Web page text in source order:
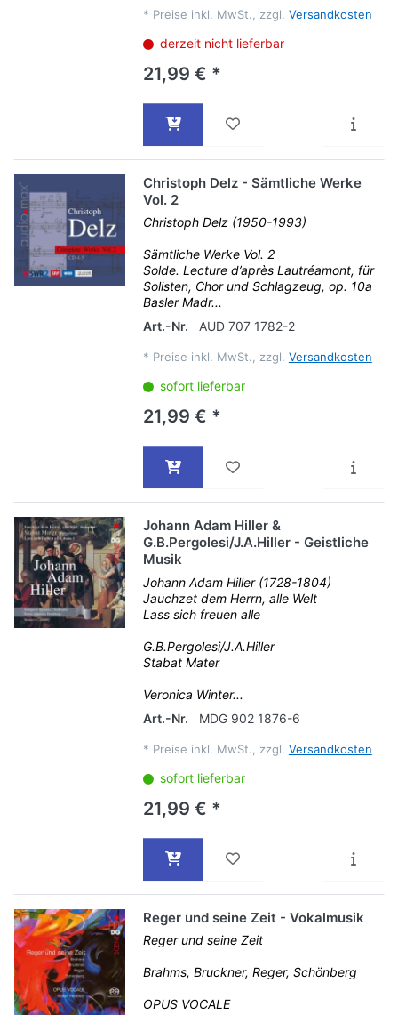
* Preise inkl. MwSt., zzgl. Versandkosten
derzeit nicht lieferbar
21,99 € *
Christoph Delz - Sämtliche Werke
Vol. 2
Christoph Delz (1950-1993)
Sämtliche Werke Vol. 2
Solde. Lecture d’après Lautréamont, für
Solisten, Chor und Schlagzeug, op. 10a
Basler Madr...
Art.-Nr.
AUD 707 1782-2
* Preise inkl. MwSt., zzgl. Versandkosten
sofort lieferbar
21,99 € *
Johann Adam Hiller &
G.B.Pergolesi/J.A.Hiller - Geistliche
Musik
Johann Adam Hiller (1728-1804)
Jauchzet dem Herrn, alle Welt
Lass sich freuen alle
G.B.Pergolesi/J.A.Hiller
Stabat Mater
Veronica Winter...
Art.-Nr.
MDG 902 1876-6
* Preise inkl. MwSt., zzgl. Versandkosten
sofort lieferbar
21,99 € *
Reger und seine Zeit - Vokalmusik
Reger und seine Zeit
Brahms, Bruckner, Reger, Schönberg
OPUS VOCALE